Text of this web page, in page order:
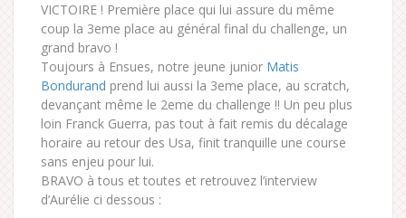
VICTOIRE ! Première place qui lui assure du même
coup la 3eme place au général final du challenge, un
grand bravo !
Toujours à Ensues, notre jeune junior Matis
Bondurand prend lui aussi la 3eme place, au scratch,
devançant même le 2eme du challenge !! Un peu plus
loin Franck Guerra, pas tout à fait remis du décalage
horaire au retour des Usa, finit tranquille une course
sans enjeu pour lui.
BRAVO à tous et toutes et retrouvez l’interview
d’Aurélie ci dessous :